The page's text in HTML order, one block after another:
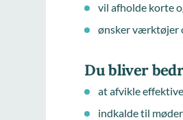
vil afholde korte
ønsker værktøjer
Du bliver
at afvikle
indkalde til